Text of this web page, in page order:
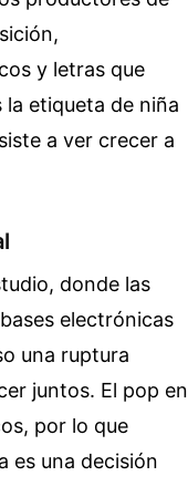
y letras que
la etiqueta de niña
a ver crecer a
donde las
electrónicas
una ruptura
juntos. El pop en
por lo que
es una decisión